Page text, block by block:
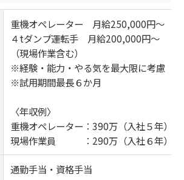
重機オペレーター 月給250,000円～
４tダンプ運転手 月給200,000円～
（現場作業含む）
※経験・能力・やる気を最大限に考慮
※試用期間最長６か月
〈年収例〉
重機オペレーター：390万（入社５年）
現場作業員 ：290万（入社６年）
通勤手当・資格手当